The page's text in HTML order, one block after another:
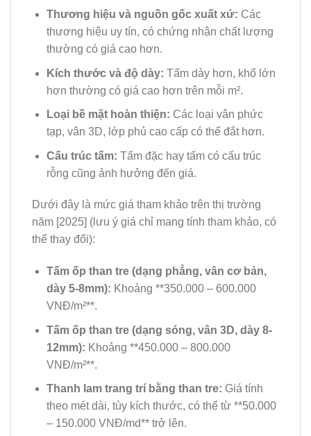
Thương hiệu và nguồn gốc xuất xứ: Các
thương hiệu uy tín, có chứng nhận chất lượng
thường có giá cao hơn.
Kích thước và độ dày: Tấm dày hơn, khổ lớn
hơn thường có giá cao hơn trên mỗi m².
Loại bề mặt hoàn thiện: Các loại vân phức
tạp, vân 3D, lớp phủ cao cấp có thể đắt hơn.
Cấu trúc tấm: Tấm đặc hay tấm có cấu trúc
rỗng cũng ảnh hưởng đến giá.
Dưới đây là mức giá tham khảo trên thị trường
năm [2025] (lưu ý giá chỉ mang tính tham khảo, có
thể thay đổi):
Tấm ốp than tre (dạng phẳng, vân cơ bản,
dày 5-8mm): Khoảng **350.000 – 600.000
VNĐ/m²**.
Tấm ốp than tre (dạng sóng, vân 3D, dày 8-
12mm): Khoảng **450.000 – 800.000
VNĐ/m²**.
Thanh lam trang trí bằng than tre: Giá tính
theo mét dài, tùy kích thước, có thể từ **50.000
– 150.000 VNĐ/md** trở lên.